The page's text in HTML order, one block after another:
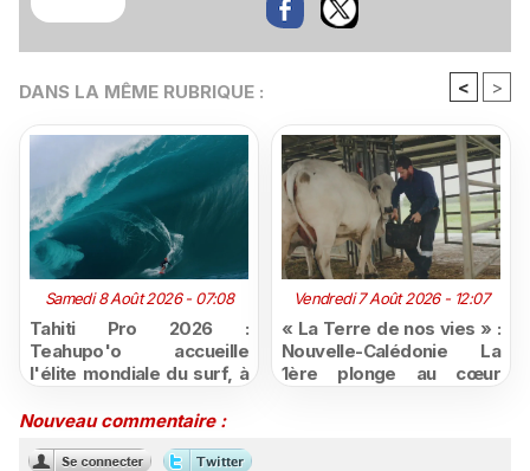
DANS LA MÊME RUBRIQUE : < >
Samedi 8 Août 2026 - 07:08
Tahiti Pro 2026 :
Teahupo'o accueille
l'élite mondiale du surf, à
Polynésie la 1ère
Vendredi 7 Août 2026 - 12:07
« La Terre de nos vies » :
Nouvelle-Calédonie La
1ère plonge au cœur
Nouveau commentaire :